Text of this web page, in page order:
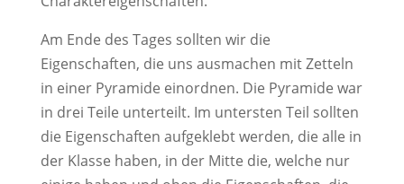
Am Ende des Tages sollten wir die
Eigenschaften, die uns ausmachen mit Zetteln
in einer Pyramide einordnen. Die Pyramide war
in drei Teile unterteilt. Im untersten Teil sollten
die Eigenschaften aufgeklebt werden, die alle in
der Klasse haben, in der Mitte die, welche nur